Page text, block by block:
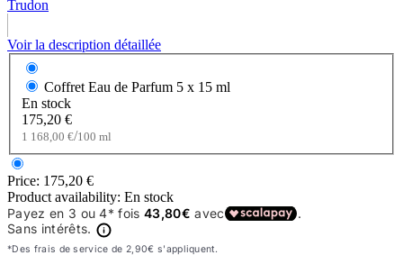
Trudon
Voir la description détaillée
Coffret Eau de Parfum 5 x 15 ml
En stock
175,20 €
1 168,00 €/100 ml
Price: 175,20 €
Product availability: En stock